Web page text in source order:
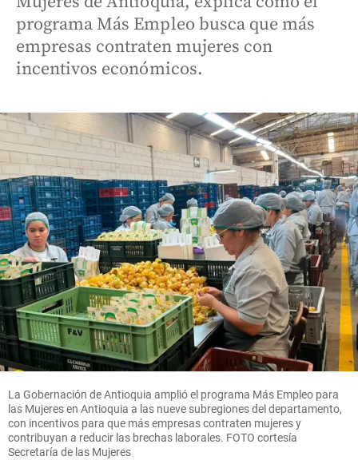
programa Más Empleo busca que más
empresas contraten mujeres con
incentivos económicos.
La Gobernación de Antioquia amplió el programa Más Empleo para
las Mujeres en Antioquia a las nueve subregiones del departamento,
con incentivos para que más empresas contraten mujeres y
contribuyan a reducir las brechas laborales. FOTO cortesía
Secretaría de las Mujeres